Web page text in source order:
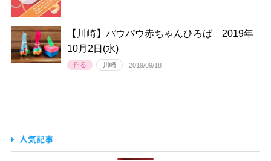
【川崎】パウパウ赤ちゃんひろば 2019年
10月2日(水)
作る 川崎 2019/09/18